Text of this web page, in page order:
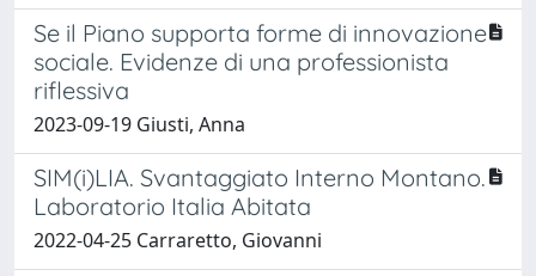
Se il Piano supporta forme di innovazione
sociale. Evidenze di una professionista
riflessiva
2023-09-19 Giusti, Anna
SIM(i)LIA. Svantaggiato Interno Montano.
Laboratorio Italia Abitata
2022-04-25 Carraretto, Giovanni